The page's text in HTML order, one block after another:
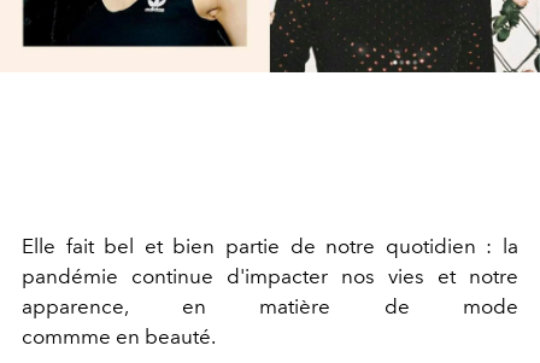
Elle fait bel et bien partie de notre quotidien : la
pandémie continue d'impacter nos vies et notre
apparence, en matière de mode
commme en beauté.